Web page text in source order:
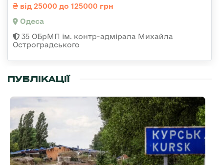
від 25000 до 125000 грн
Одеса
35 ОБрМП ім. контр-адмірала Михайла
Остроградського
ПУБЛІКАЦІЇ